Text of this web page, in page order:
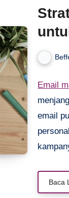
Email
email
Kalau
cara
Baca